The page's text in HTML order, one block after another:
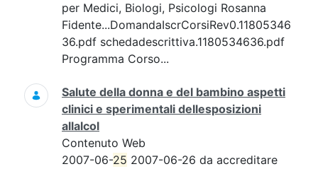
per Medici, Biologi, Psicologi Rosanna
Fidente...DomandaIscrCorsiRev0.11805346
36.pdf schedadescrittiva.1180534636.pdf
Programma Corso...
Salute della donna e del bambino aspetti
clinici e sperimentali dellesposizioni
allalcol
Contenuto Web
2007-06-25 2007-06-26 da accreditare